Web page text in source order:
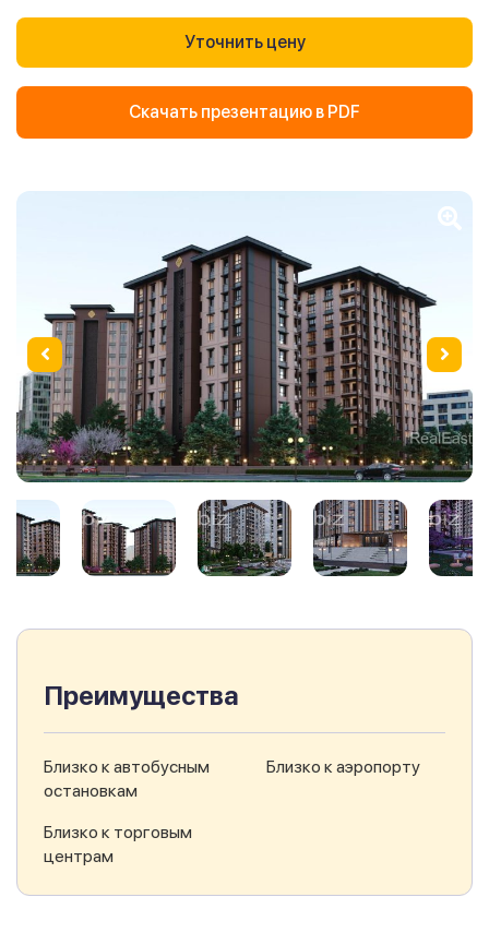
Уточнить цену
Скачать презентацию в PDF
Преимущества
Близко к автобусным
остановкам
Близко к торговым
центрам
Близко к аэропорту